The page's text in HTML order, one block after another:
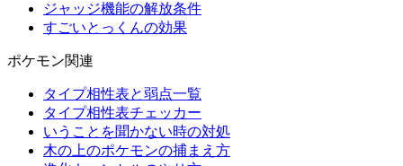
ジャッジ機能の解放条件
すごいとっくんの効果
ポケモン関連
タイプ相性表と弱点一覧
タイプ相性表チェッカー
いうことを聞かない時の対処
木の上のポケモンの捕まえ方